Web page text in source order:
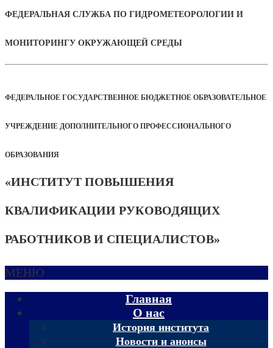
ФЕДЕРАЛЬНАЯ СЛУЖБА ПО ГИДРОМЕТЕОРОЛОГИИ И
МОНИТОРИНГУ ОКРУЖАЮЩЕЙ СРЕДЫ
ФЕДЕРАЛЬНОЕ ГОСУДАРСТВЕННОЕ БЮДЖЕТНОЕ ОБРАЗОВАТЕЛЬНОЕ
УЧРЕЖДЕНИЕ ДОПОЛНИТЕЛЬНОГО ПРОФЕССИОНАЛЬНОГО
ОБРАЗОВАНИЯ
«ИНСТИТУТ ПОВЫШЕНИЯ
КВАЛИФИКАЦИИ РУКОВОДЯЩИХ
РАБОТНИКОВ И СПЕЦИАЛИСТОВ»
МЕНЮ
Главная
О нас
История института
Новости и анонсы